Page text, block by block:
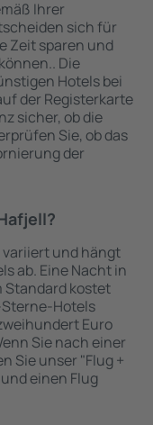
Ihrer
sich für
Zeit sparen und
Die
Hotels bei
der Registerkarte
sicher, ob die
Sie, ob das
der
variiert und hängt
ab. Eine Nacht in
kostet
Hotels
Euro
Sie nach einer
Sie unser "Flug +
einen Flug